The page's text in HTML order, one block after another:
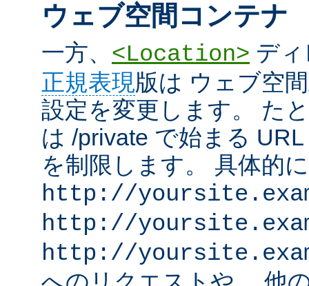
ウェブ空間コンテナ
一方、 <Location> デ
正規表現版は ウェブ空
設定を変更します。 た
は /private で始まる
を制限します。 具体的
http://
http://
http://